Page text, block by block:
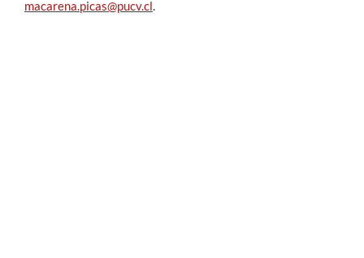
macarena.picas@pucv.cl.